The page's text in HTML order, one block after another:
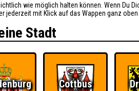
wie möglich halten können. Wenn Du
jederzeit mit Klick auf das Wappen ganz oben
Stadt
Cottbus